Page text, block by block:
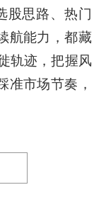
股思路、热门
航能力，都藏
轨迹，把握风
准市场节奏，